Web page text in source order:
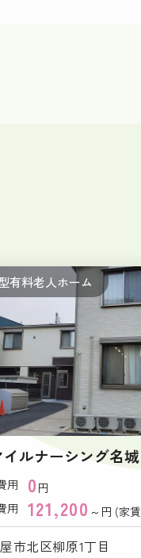
有料老人ホーム
イルナーシング名城
用 0 円
用
121,200 ～円 (家賃
市北区柳原1丁目